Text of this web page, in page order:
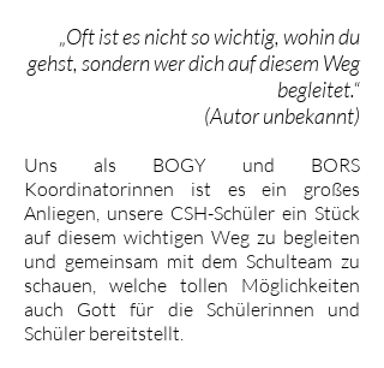
„Oft ist es nicht so wichtig, wohin du
gehst, sondern wer dich auf diesem Weg
begleitet.“
(Autor unbekannt)
Uns als BOGY und BORS
Koordinatorinnen ist es ein großes
Anliegen, unsere CSH-Schüler ein Stück
auf diesem wichtigen Weg zu begleiten
und gemeinsam mit dem Schulteam zu
schauen, welche tollen Möglichkeiten
auch Gott für die Schülerinnen und
Schüler bereitstellt.